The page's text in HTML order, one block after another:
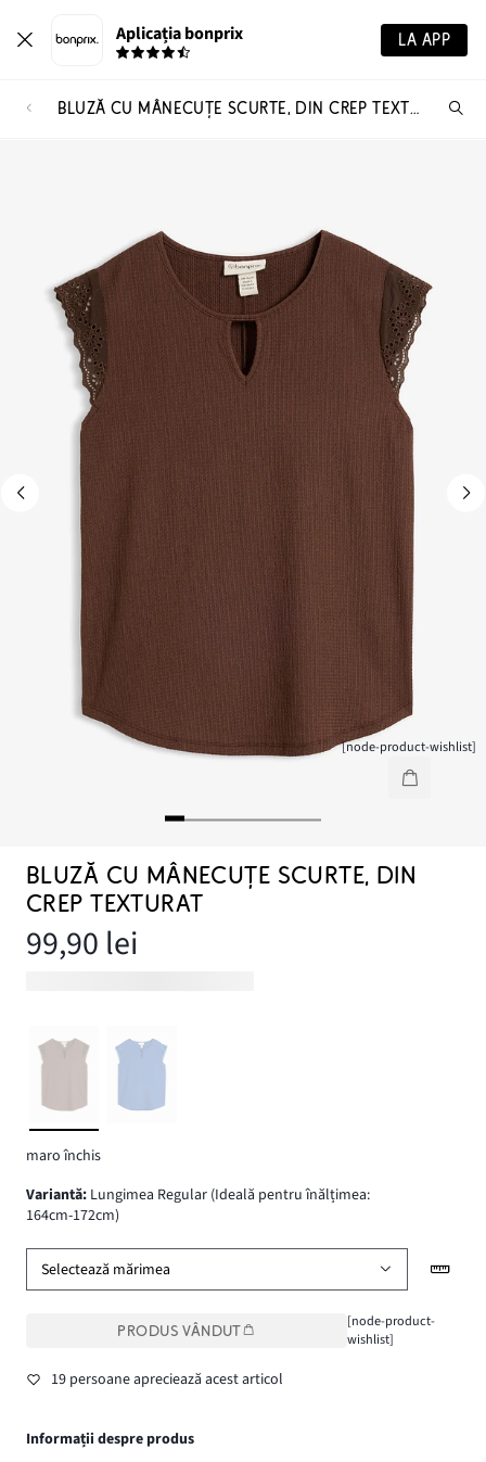
Aplicația bonprix LA APP
BLUZĂ CU MÂNECUȚE SCURTE, DIN CREP TEXTURAT
[node-product-wishlist]
BLUZĂ CU MÂNECUȚE SCURTE, DIN
CREP TEXTURAT
99,90 lei
maro închis
variantă: Lungimea Regular (Ideală pentru înălțimea:
164cm-172cm)
Selectează mărimea
PRODUS VÂNDUT
[node-product-
wishlist]
19 persoane apreciează acest articol
Informații despre produs